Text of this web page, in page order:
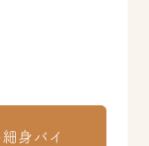
身バイ